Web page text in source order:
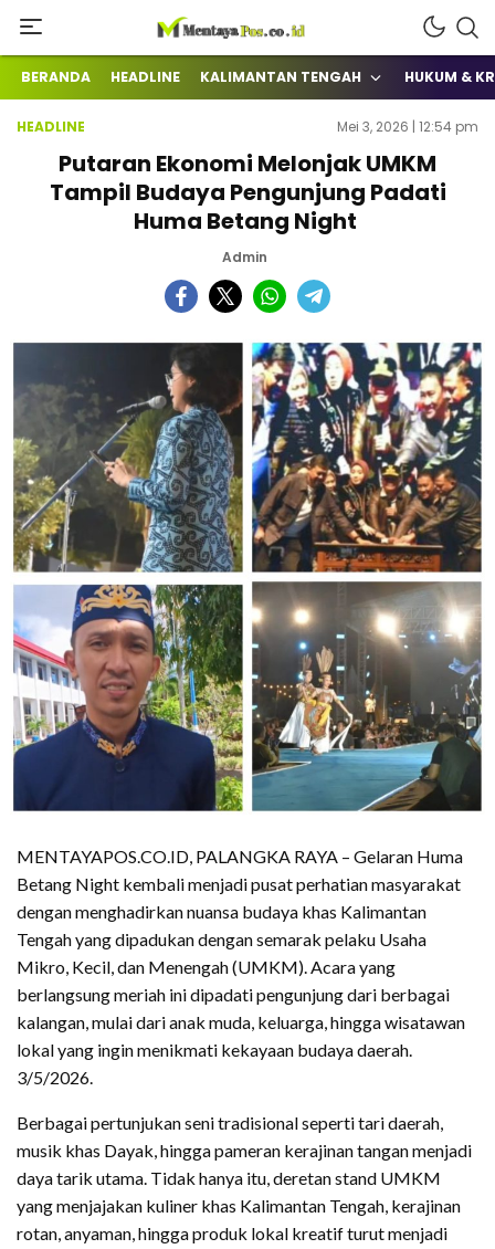
mentayapos.co.id
Terkini Mengabarkan
BERANDA HEADLINE KALIMANTAN TENGAH HUKUM &
HEADLINE Mei 3, 2026 | 12:54 pm
Putaran Ekonomi Melonjak UMKM
Tampil Budaya Pengunjung Padati
Huma Betang Night
Admin
MENTAYAPOS.CO.ID, PALANGKA RAYA – Gelaran Huma
Betang Night kembali menjadi pusat perhatian masyarakat
dengan menghadirkan nuansa budaya khas Kalimantan
Tengah yang dipadukan dengan semarak pelaku Usaha
Mikro, Kecil, dan Menengah (UMKM). Acara yang
berlangsung meriah ini dipadati pengunjung dari berbagai
kalangan, mulai dari anak muda, keluarga, hingga wisatawan
lokal yang ingin menikmati kekayaan budaya daerah.
3/5/2026.
Berbagai pertunjukan seni tradisional seperti tari daerah,
musik khas Dayak, hingga pameran kerajinan tangan menjadi
daya tarik utama. Tidak hanya itu, deretan stand UMKM
yang menjajakan kuliner khas Kalimantan Tengah, kerajinan
rotan, anyaman, hingga produk lokal kreatif turut menjadi